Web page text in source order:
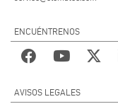
ENCUÉNTRENOS
AVISOS LEGALES